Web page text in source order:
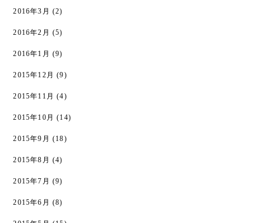
2016年3月 (2)
2016年2月 (5)
2016年1月 (9)
2015年12月 (9)
2015年11月 (4)
2015年10月 (14)
2015年9月 (18)
2015年8月 (4)
2015年7月 (9)
2015年6月 (8)